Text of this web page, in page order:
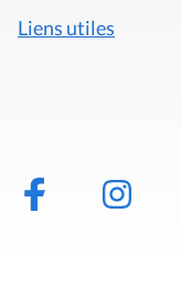
Liens utiles